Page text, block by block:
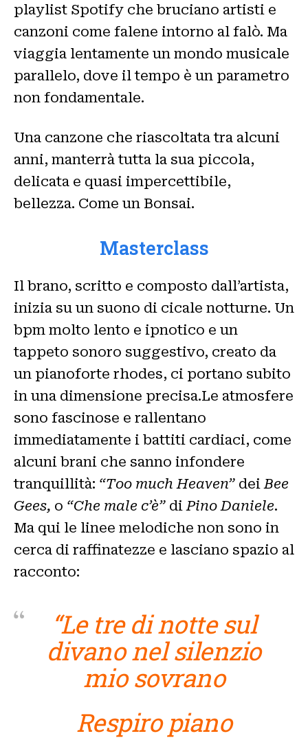
playlist Spotify che bruciano artisti e
canzoni come falene intorno al falò. Ma
viaggia lentamente un mondo musicale
parallelo, dove il tempo è un parametro
non fondamentale.
Una canzone che riascoltata tra alcuni
anni, manterrà tutta la sua piccola,
delicata e quasi impercettibile,
bellezza. Come un Bonsai.
Masterclass
Il brano, scritto e composto dall’artista,
inizia su un suono di cicale notturne. Un
bpm molto lento e ipnotico e un
tappeto sonoro suggestivo, creato da
un pianoforte rhodes, ci portano subito
in una dimensione precisa.Le atmosfere
sono fascinose e rallentano
immediatamente i battiti cardiaci, come
alcuni brani che sanno infondere
tranquillità: “Too much Heaven” deiBee
Gees, o “Che male c’è” diPino Daniele.
Ma qui le linee melodiche non sono in
cerca di raffinatezze e lasciano spazio al
racconto:
“Le tre di notte sul
divano nel silenzio
mio sovrano
Respiro piano